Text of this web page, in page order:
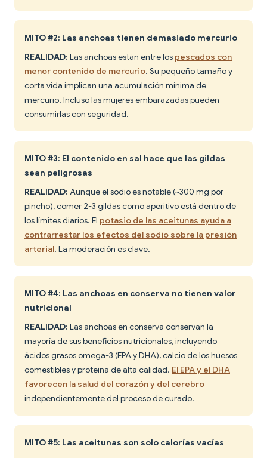
MITO #2: Las anchoas tienen demasiado mercurio
REALIDAD: Las anchoas están entre los pescados con
menor contenido de mercurio. Su pequeño tamaño y
corta vida implican una acumulación mínima de
mercurio. Incluso las mujeres embarazadas pueden
consumirlas con seguridad.
MITO #3: El contenido en sal hace que las gildas
sean peligrosas
REALIDAD: Aunque el sodio es notable (~300 mg por
pincho), comer 2-3 gildas como aperitivo está dentro de
los límites diarios. El potasio de las aceitunas ayuda a
contrarrestar los efectos del sodio sobre la presión
arterial. La moderación es clave.
MITO #4: Las anchoas en conserva no tienen valor
nutricional
REALIDAD: Las anchoas en conserva conservan la
mayoría de sus beneficios nutricionales, incluyendo
ácidos grasos omega-3 (EPA y DHA), calcio de los huesos
comestibles y proteína de alta calidad. El EPA y el DHA
favorecen la salud del corazón y del cerebro
independientemente del proceso de curado.
MITO #5: Las aceitunas son solo calorías vacías